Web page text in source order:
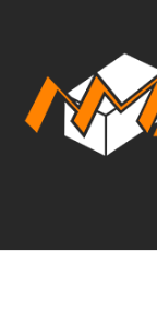
conteúdo